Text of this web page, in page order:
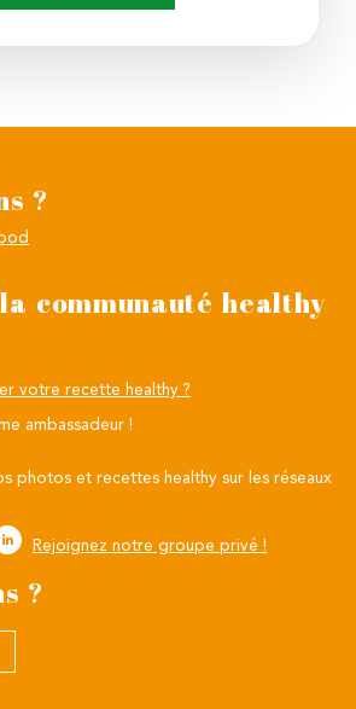
?
communauté healthy
votre recette healthy ?
ambassadeur !
photos et recettes healthy sur les réseaux
Rejoignez notre groupe privé !
?